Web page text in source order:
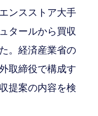
ンスストア大手
タールから買収
。経済産業省の
取締役で構成す
提案の内容を検